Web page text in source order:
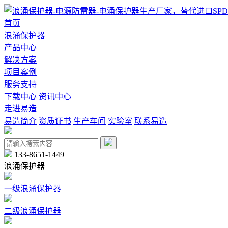
首页
浪涌保护器
产品中心
解决方案
项目案例
服务支持
下载中心 资讯中心
走进易造
易造简介 资质证书 生产车间 实验室 联系易造
133-8651-1449
浪涌保护器
一级浪涌保护器
二级浪涌保护器